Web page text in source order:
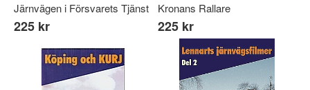
Järnvägen i Försvarets Tjänst
225 kr
Kronans Rallare
225 kr